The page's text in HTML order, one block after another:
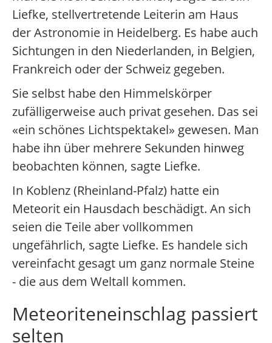
Liefke, stellvertretende Leiterin am Haus
der Astronomie in Heidelberg. Es habe auch
Sichtungen in den Niederlanden, in Belgien,
Frankreich oder der Schweiz gegeben.
Sie selbst habe den Himmelskörper
zufälligerweise auch privat gesehen. Das sei
«ein schönes Lichtspektakel» gewesen. Man
habe ihn über mehrere Sekunden hinweg
beobachten können, sagte Liefke.
In Koblenz (Rheinland-Pfalz) hatte ein
Meteorit ein Hausdach beschädigt. An sich
seien die Teile aber vollkommen
ungefährlich, sagte Liefke. Es handele sich
vereinfacht gesagt um ganz normale Steine
- die aus dem Weltall kommen.
Meteoriteneinschlag passiert
selten